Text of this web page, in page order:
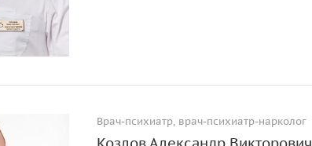
Врач-психиатр, врач-психиатр-нарколог